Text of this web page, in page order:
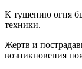
К тушению огня
техники.
Жертв и
возникновения